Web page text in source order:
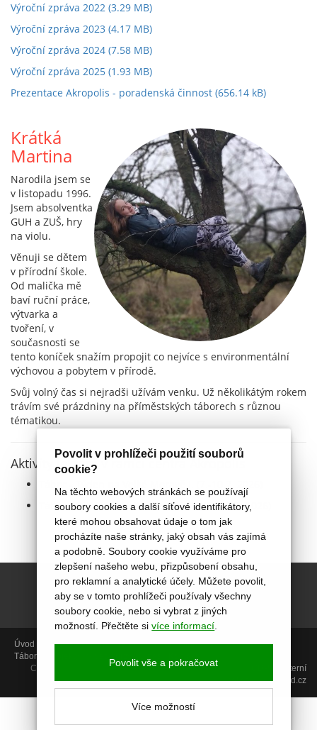
Povolit v prohlížeči použití souborů
cookie?
Na těchto webových stránkách se používají
soubory cookies a další síťové identifikátory,
které mohou obsahovat údaje o tom jak
procházíte naše stránky, jaký obsah vás zajímá
a podobně. Soubory cookie využíváme pro
zlepšení našeho webu, přizpůsobení obsahu,
pro reklamní a analytické účely. Můžete povolit,
aby se v tomto prohlížeči používaly všechny
soubory cookie, nebo si vybrat z jiných
možností. Přečtěte sivíce informací
Povolit vše a pokračovat
Více možností
Výroční zpráva 2022 (3.29 MB)
Výroční zpráva 2023 (4.17 MB)
Výroční zpráva 2024 (7.58 MB)
Výroční zpráva 2025 (1.93 MB)
Prezentace Akropolis - poradenská činnost (656.14 kB)
Krátká
Martina
Narodila jsem se
v listopadu 1996.
Jsem absolventka
GUH a ZUŠ, hry
na violu.
Věnuji se dětem
v přírodní škole.
Od malička mě
baví ruční práce,
výtvarka a
tvoření, v
současnosti se
tento koníček snažím propojit co nejvíce s environmentální
výchovou a pobytem v přírodě.
Svůj volný čas si nejradši užívám venku. Už několikátým rokem
trávím své prázdniny na příměstských táborech s různou
tématikou.
Aktivity lektora v rámci centra Akropolis
Tábor - Týden na Velké Moravě II. (13.-17.7. 2026)
Úvod Aktivity Aktuálně Termíny Foto Miniškolka
PORADENSTVÍ
Tábory
Copyright © 2014, Centrum Akropolis, Uherské Hradiště |
Interní
sekce| web: icard.cz